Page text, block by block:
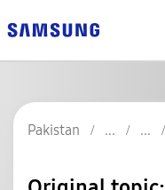
Pakistan